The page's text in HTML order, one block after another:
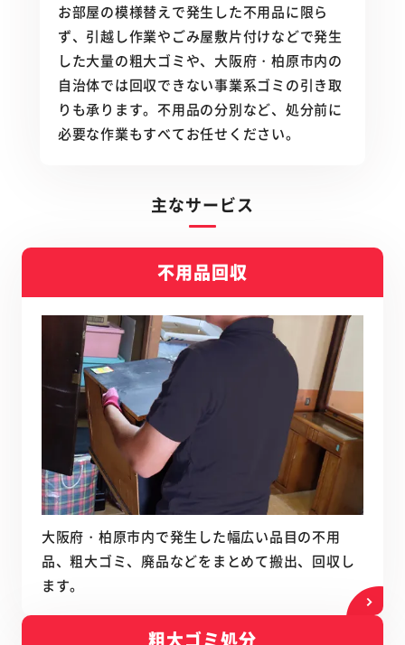
お部屋の模様替えで発生した不用品に限ら
ず、引越し作業やごみ屋敷片付けなどで発生
した大量の粗大ゴミや、大阪府・柏原市内の
自治体では回収できない事業系ゴミの引き取
りも承ります。不用品の分別など、処分前に
必要な作業もすべてお任せください。
主なサービス
不用品回収
大阪府・柏原市内で発生した幅広い品目の不用
品、粗大ゴミ、廃品などをまとめて搬出、回収し
ます。
粗大ゴミ処分